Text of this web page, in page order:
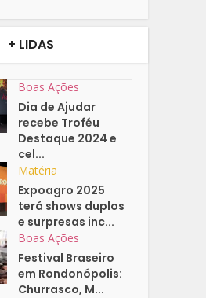
+ LIDAS
Boas Ações
Dia de Ajudar
recebe Troféu
Destaque 2024 e
cel...
Matéria
Expoagro 2025
terá shows duplos
e surpresas inc...
Boas Ações
Festival Braseiro
em Rondonópolis:
Churrasco, M...